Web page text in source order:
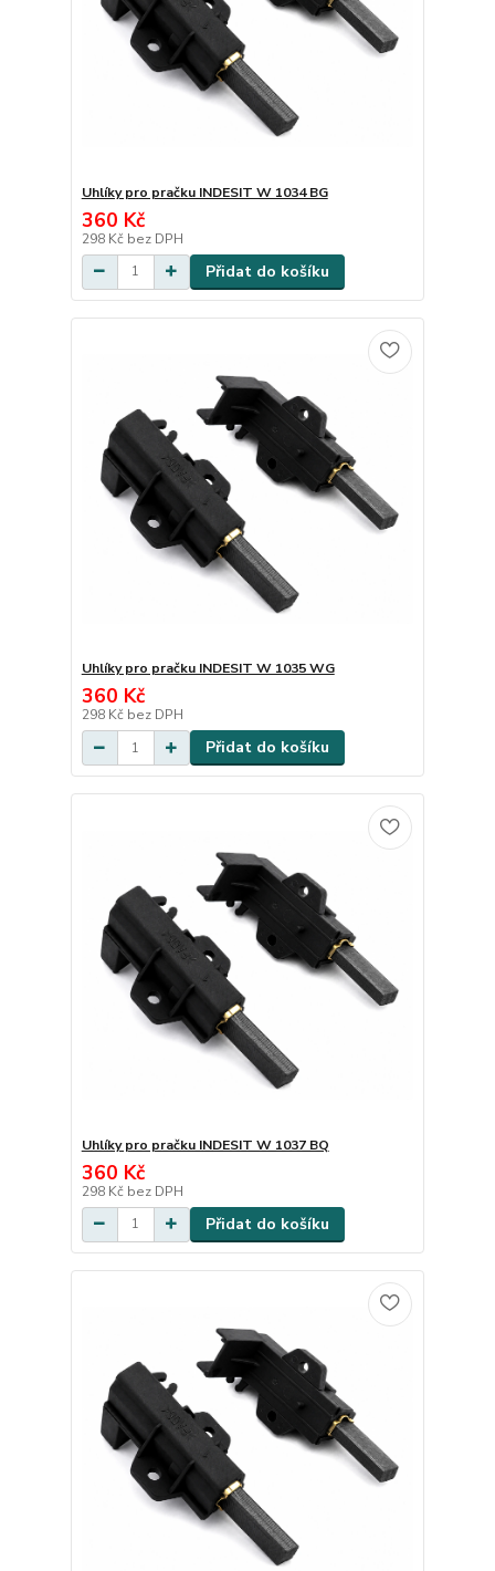
Uhlíky pro pračku INDESIT W 1034 BG
360 Kč
298 Kč bez DPH
Přidat do košíku
Uhlíky pro pračku INDESIT W 1035 WG
360 Kč
298 Kč bez DPH
Přidat do košíku
Uhlíky pro pračku INDESIT W 1037 BQ
360 Kč
298 Kč bez DPH
Přidat do košíku